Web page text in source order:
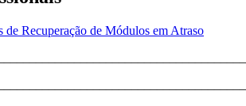
de Recuperação de Módulos em Atraso